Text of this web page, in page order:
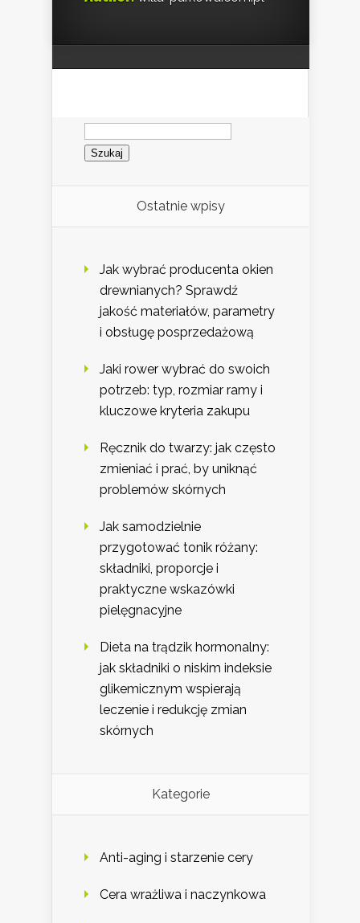
Szukaj:
Ostatnie wpisy
Jak wybrać producenta okien
drewnianych? Sprawdź
jakość materiałów, parametry
i obsługę posprzedażową
Jaki rower wybrać do swoich
potrzeb: typ, rozmiar ramy i
kluczowe kryteria zakupu
Ręcznik do twarzy: jak często
zmieniać i prać, by uniknąć
problemów skórnych
Jak samodzielnie
przygotować tonik różany:
składniki, proporcje i
praktyczne wskazówki
pielęgnacyjne
Dieta na trądzik hormonalny:
jak składniki o niskim indeksie
glikemicznym wspierają
leczenie i redukcję zmian
skórnych
Kategorie
Anti-aging i starzenie cery
Cera wrażliwa i naczynkowa